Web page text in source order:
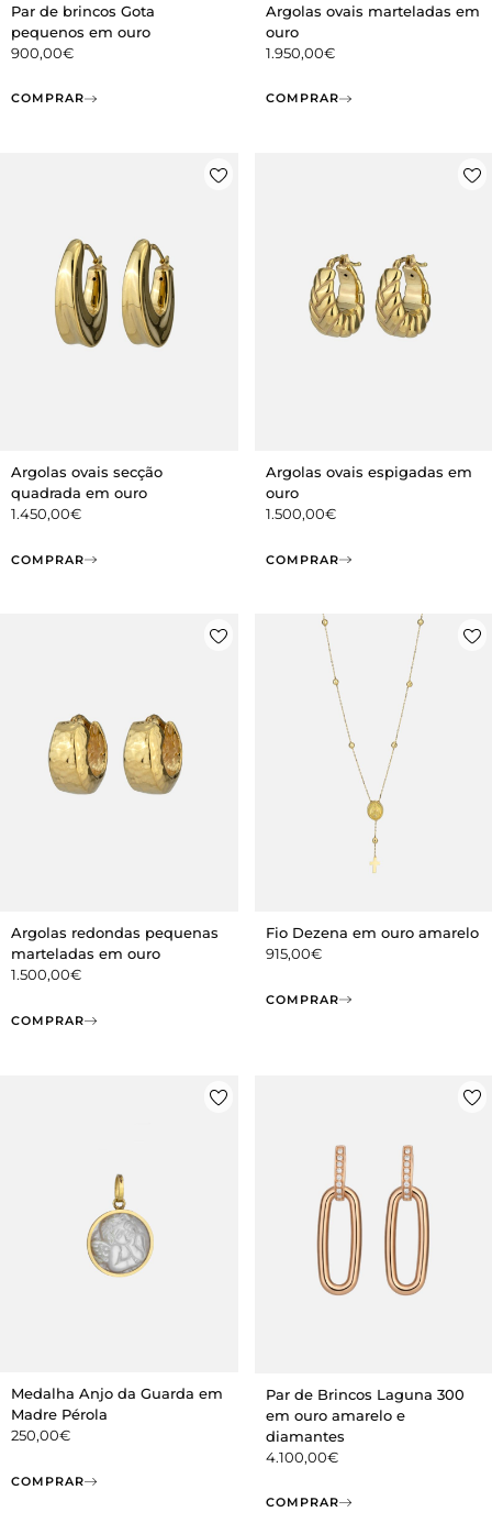
Par de brincos Gota
pequenos em ouro
900,00€
COMPRAR
Argolas ovais marteladas em
ouro
1.950,00€
COMPRAR
Argolas ovais secção
quadrada em ouro
1.450,00€
COMPRAR
Argolas ovais espigadas em
ouro
1.500,00€
COMPRAR
Argolas redondas pequenas
marteladas em ouro
1.500,00€
COMPRAR
Fio Dezena em ouro amarelo
915,00€
COMPRAR
Medalha Anjo da Guarda em
Madre Pérola
250,00€
COMPRAR
Par de Brincos Laguna 300
em ouro amarelo e
diamantes
4.100,00€
COMPRAR